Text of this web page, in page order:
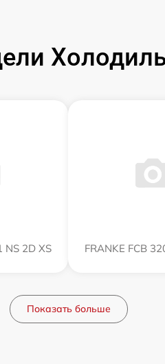
NS 2D XS FRANKE FCB
Показать больше